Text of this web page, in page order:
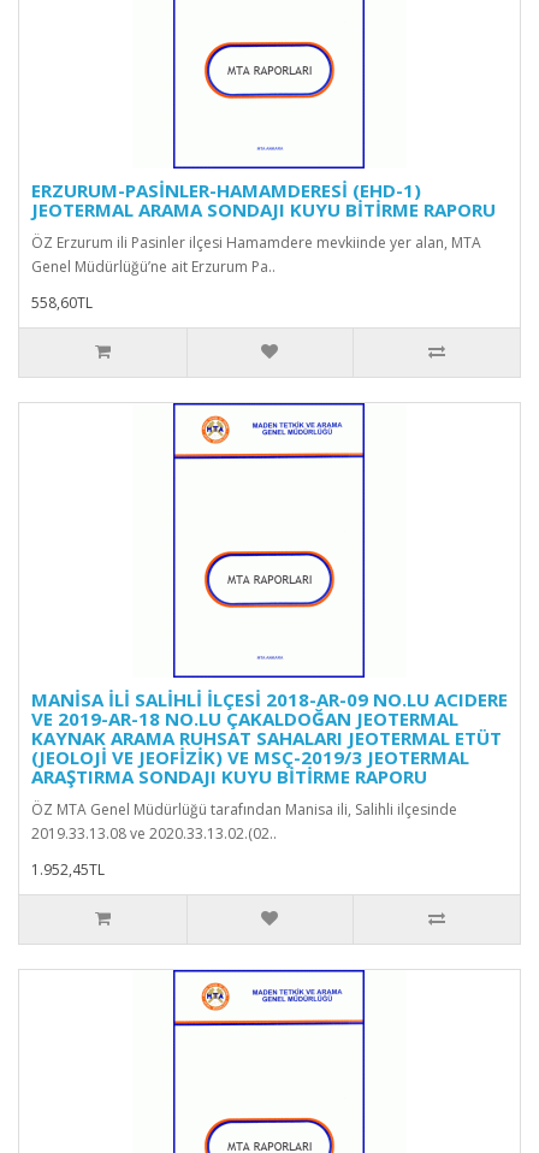
ERZURUM-PASİNLER-HAMAMDERESİ (EHD-1)
JEOTERMAL ARAMA SONDAJI KUYU BİTİRME RAPORU
ÖZ Erzurum ili Pasinler ilçesi Hamamdere mevkiinde yer alan, MTA
Genel Müdürlüğü’ne ait Erzurum Pa..
558,60TL
MANİSA İLİ SALİHLİ İLÇESİ 2018-AR-09 NO.LU ACIDERE
VE 2019-AR-18 NO.LU ÇAKALDOĞAN JEOTERMAL
KAYNAK ARAMA RUHSAT SAHALARI JEOTERMAL ETÜT
(JEOLOJİ VE JEOFİZİK) VE MSÇ-2019/3 JEOTERMAL
ARAŞTIRMA SONDAJI KUYU BİTİRME RAPORU
ÖZ MTA Genel Müdürlüğü tarafından Manisa ili, Salihli ilçesinde
2019.33.13.08 ve 2020.33.13.02.(02..
1.952,45TL